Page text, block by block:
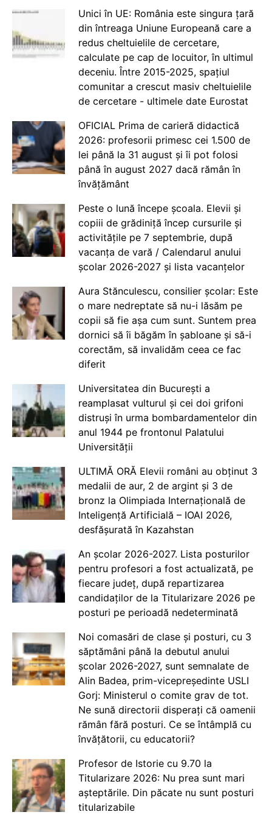
Unici în UE: România este singura țară
din întreaga Uniune Europeană care a
redus cheltuielile de cercetare,
calculate pe cap de locuitor, în ultimul
deceniu. Între 2015-2025, spațiul
comunitar a crescut masiv cheltuielile
de cercetare - ultimele date Eurostat
OFICIAL Prima de carieră didactică
2026: profesorii primesc cei 1.500 de
lei până la 31 august și îi pot folosi
până în august 2027 dacă rămân în
învățământ
Peste o lună începe școala. Elevii și
copiii de grădiniță încep cursurile și
activitățile pe 7 septembrie, după
vacanța de vară / Calendarul anului
școlar 2026-2027 și lista vacanțelor
Aura Stănculescu, consilier școlar: Este
o mare nedreptate să nu-i lăsăm pe
copii să fie așa cum sunt. Suntem prea
dornici să îi băgăm în șabloane și să-i
corectăm, să invalidăm ceea ce fac
diferit
Universitatea din București a
reamplasat vulturul și cei doi grifoni
distruși în urma bombardamentelor din
anul 1944 pe frontonul Palatului
Universității
ULTIMĂ ORĂ Elevii români au obținut 3
medalii de aur, 2 de argint și 3 de
bronz la Olimpiada Internațională de
Inteligență Artificială – IOAI 2026,
desfășurată în Kazahstan
An școlar 2026-2027. Lista posturilor
pentru profesori a fost actualizată, pe
fiecare județ, după repartizarea
candidaților de la Titularizare 2026 pe
posturi pe perioadă nedeterminată
Noi comasări de clase și posturi, cu 3
săptămâni până la debutul anului
școlar 2026-2027, sunt semnalate de
Alin Badea, prim-vicepreședinte USLI
Gorj: Ministerul o comite grav de tot.
Ne sună directorii disperați că oamenii
rămân fără posturi. Ce se întâmplă cu
învățătorii, cu educatorii?
Profesor de Istorie cu 9.70 la
Titularizare 2026: Nu prea sunt mari
așteptările. Din păcate nu sunt posturi
titularizabile